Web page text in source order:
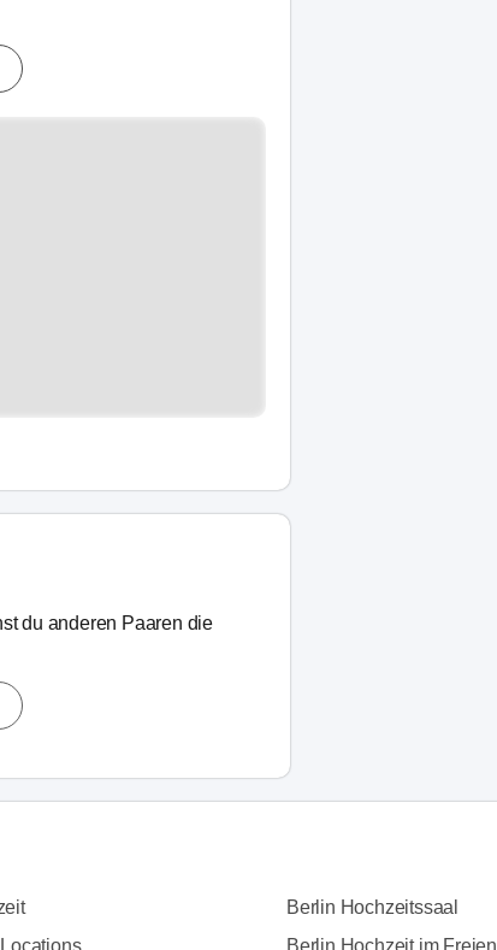
du anderen Paaren die
Berlin Hochzeitssaal
Berlin Hochzeit im Freien